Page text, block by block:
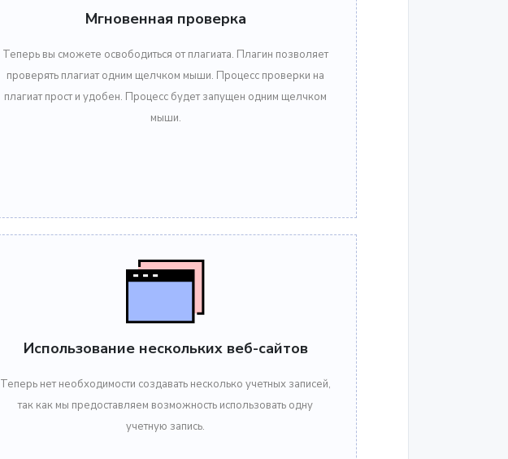
Мгновенная проверка
Теперь вы сможете освободиться от плагиата. Плагин позволяет
проверять плагиат одним щелчком мыши. Процесс проверки на
плагиат прост и удобен. Процесс будет запущен одним щелчком
мыши.
Использование нескольких веб-сайтов
Теперь нет необходимости создавать несколько учетных записей,
так как мы предоставляем возможность использовать одну
учетную запись.